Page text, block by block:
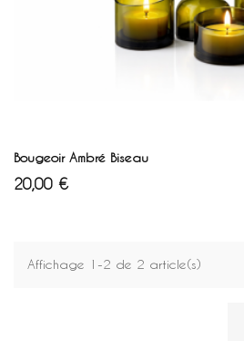
Bougeoir Ambré Biseau
Prix
20,00 €
Affichage 1-2 de 2 article(s)